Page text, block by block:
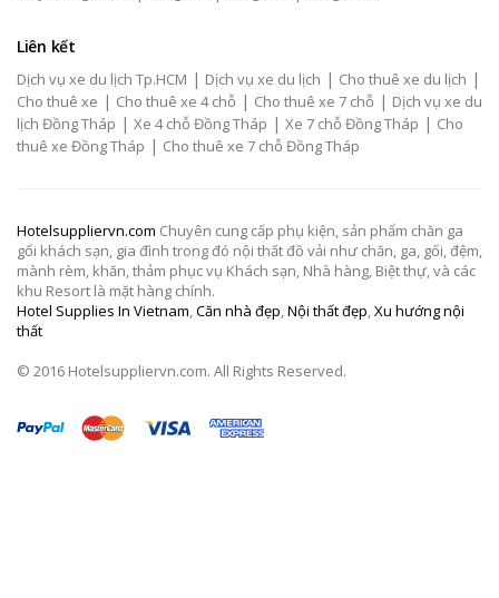
Liên kết
Dịch vụ xe du lịch Tp.HCM | Dịch vụ xe du lịch | Cho thuê xe du lịch |
Cho thuê xe | Cho thuê xe 4 chỗ | Cho thuê xe 7 chỗ | Dịch vụ xe du
lịch Đồng Tháp | Xe 4 chỗ Đồng Tháp | Xe 7 chỗ Đồng Tháp | Cho
thuê xe Đồng Tháp | Cho thuê xe 7 chỗ Đồng Tháp
Hotelsuppliervn.com Chuyên cung cấp phụ kiện, sản phẩm chăn ga
gối khách sạn, gia đình trong đó nội thất đồ vải như chăn, ga, gối, đệm,
mành rèm, khăn, thảm phục vụ Khách sạn, Nhà hàng, Biệt thự, và các
khu Resort là mặt hàng chính.
Hotel Supplies In Vietnam,Căn nhà đẹp,Nội thất đẹp,Xu hướng nội
thất
© 2016 Hotelsuppliervn.com. All Rights Reserved.